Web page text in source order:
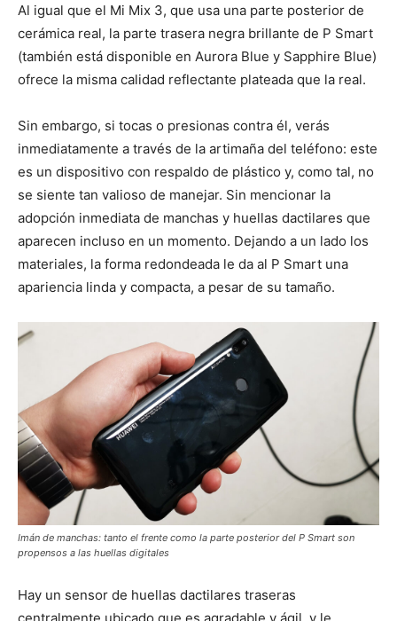
Al igual que el Mi Mix 3, que usa una parte posterior de
cerámica real, la parte trasera negra brillante de P Smart
(también está disponible en Aurora Blue y Sapphire Blue)
ofrece la misma calidad reflectante plateada que la real.
Sin embargo, si tocas o presionas contra él, verás
inmediatamente a través de la artimaña del teléfono: este
es un dispositivo con respaldo de plástico y, como tal, no
se siente tan valioso de manejar. Sin mencionar la
adopción inmediata de manchas y huellas dactilares que
aparecen incluso en un momento. Dejando a un lado los
materiales, la forma redondeada le da al P Smart una
apariencia linda y compacta, a pesar de su tamaño.
Imán de manchas: tanto el frente como la parte posterior del P Smart son
propensos a las huellas digitales
Hay un sensor de huellas dactilares traseras